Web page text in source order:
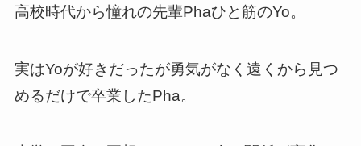
高校時代から憧れの先輩Phaひと筋のYo。
実はYoが好きだったが勇気がなく遠くから見つ
めるだけで卒業したPha。